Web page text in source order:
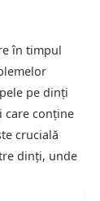
în timpul
pe dinți
care conține
crucială
dinți, unde